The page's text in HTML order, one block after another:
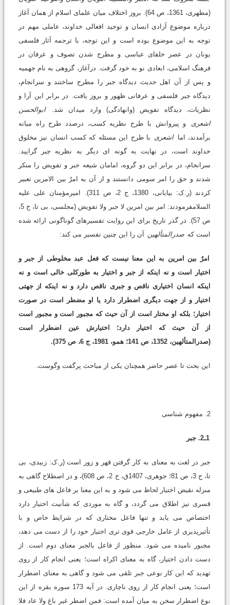
(مطهرى، 1361، ص 64). بروز اختلاف میان علماى اسلام از همان آغاز
درباره موضوع آزادى انسان و توحید افعالى خداوند، عاملى مهم در
توجه به این موضوع بوده است و این توجه، با ترجمه آثار فلسفى
یونان در عصر خلفاى عباسى و مطرح شدن تصوف و عرفان در
فرهنگ اسلامى، ابعادى نو به خود گرفت. درآغاز، گروهى به نام جهمیه
و پس از آن اهل حدیث دیدگاه جبر را مطرح ساختند و سرانجام،
دیدگاه جبر فلسفى و عرفانى ظهور و بروز یافت. در برابر این آرا و
نظریات، دیدگاه تفویض (وانهادگى) وارد میدان شد.
ابوالحسن
اشعرى
و پیروانش با طرح نظریه کسب، درصدد طرح راه میانه
برآمدند، اما اشعرى با طرح این مسئله که کسب انسان نیز مخلوق
خداوند است، در نهایت به گونه اى دیگر به نظریه جبر گرایید.
سرانجام، در برابر این دو گروه، امامان شیعه جبر و تفویض را منکر
شدند و حق را امر سومى دانستند و از آن به امرٌ بین الامرین تعبیر
کردند (ر.ک: بیابانى، 1380، ج 2، ص 311). امیرمؤمنان على علیه
السلامفرمودند: امر بین امرین لا جبر ولا تفویض (مجلسى، بى تا، ج 5،
ص 57). در گذر تاریخ براى این روایت تفسیرهاى گوناگونى ارائه شده
است که صدرالمتألهین آن را این چنین تفسیر مى کند:
امرٌ بین امرین به این معنا نیست که فعل عبد مخلوطى از جبر و
اختیار است و نه اینکه از جبر و اختیار به طورکلى خالى است و نه
اینکه انسان اختیارى ناقص و جبرى ناقص دارد و نه اینکه از جهتى
اختیار و از جهت دیگرى اضطرار دارد یا او مضطر است در صورت
اختیار؛ بلکه او مختار است از آن حیث که مجبور است و مجبور است
از آن حیث که اختیار دارد؛ اختیارش عین اضطرار است
(صدرالمتألهین، 1352، ص 141؛ همو، 1981، ج 6، ص 375).
این بحث تا عصر حاضر همچنان یکى از مباحث پرگفت وگوست.
2. مفهوم شناسى
1ـ2. جبر
جبر در لغت به معناى به کار گرفتن قهر و زور است (ر.ک: زبیدى، بى
تا، ج 3، ص 81؛ جوهرى، 1407ق، ج 2، ص 608)، و در اصطلاح گاهى به
منزله نقیض اختیار لحاظ مى شود و به این معنا بر فاعل هاى طبیعى و
قسرى نیز اطلاق مى گردد، و گاه به موردى که شأنیت اختیار دارد
اختصاص مى یابد و تنها فاعل مختارى که در شرایط خاص و با
تأثیرپذیرى از عامل خارجى قوى ترى اختیار خود را از دست مى دهد،
مجبور نامیده مى شود. منظور از فاعل بالجبر معناى دوم است. از
دست دادن اختیار، گاه به معناى اکراه است؛ یعنى انجام کار از روى
تهدید که این کار نوعى جبر تلقى مى شود و گاهى به معناى اضطرار
است؛ یعنى انجام کار از روى ناچارى. در آیه 173 سوره بقره از این
نوع اضطرار سخن به میان آمده است: فمن اضطر غیر باغ ولا عاد فلا